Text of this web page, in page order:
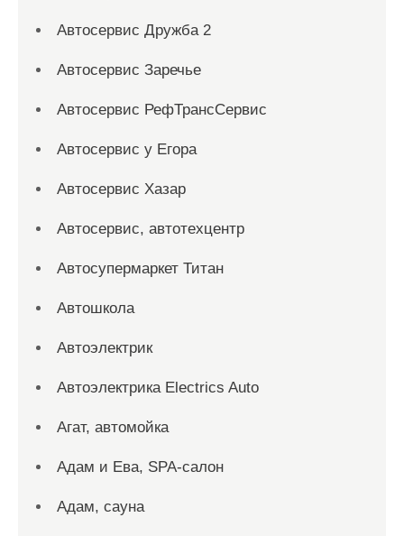
Автосервис Дружба 2
Автосервис Заречье
Автосервис РефТрансСервис
Автосервис у Егора
Автосервис Хазар
Автосервис, автотехцентр
Автосупермаркет Титан
Автошкола
Автоэлектрик
Автоэлектрика Electrics Auto
Агат, автомойка
Адам и Ева, SPA-салон
Адам, сауна